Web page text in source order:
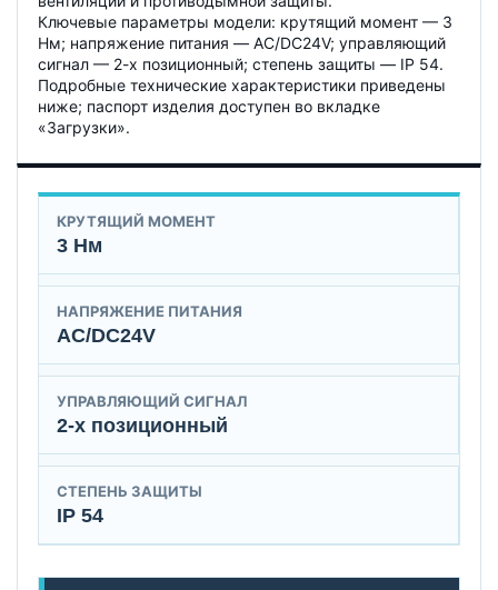
Ключевые параметры модели: крутящий момент — 3
Нм; напряжение питания — AC/DC24V; управляющий
сигнал — 2-х позиционный; степень защиты — IP 54.
Подробные технические характеристики приведены
ниже; паспорт изделия доступен во вкладке
«Загрузки».
КРУТЯЩИЙ МОМЕНТ
3 Нм
НАПРЯЖЕНИЕ ПИТАНИЯ
AC/DC24V
УПРАВЛЯЮЩИЙ СИГНАЛ
2-х позиционный
СТЕПЕНЬ ЗАЩИТЫ
IP 54